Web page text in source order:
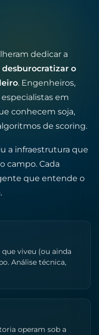
dedicar a
desburocratizar o
. Engenheiros,
em
conhecem soja,
de scoring.
a infraestrutura que
campo. Cada
que entende o
viveu (ou ainda
Análise técnica,
operam sob a